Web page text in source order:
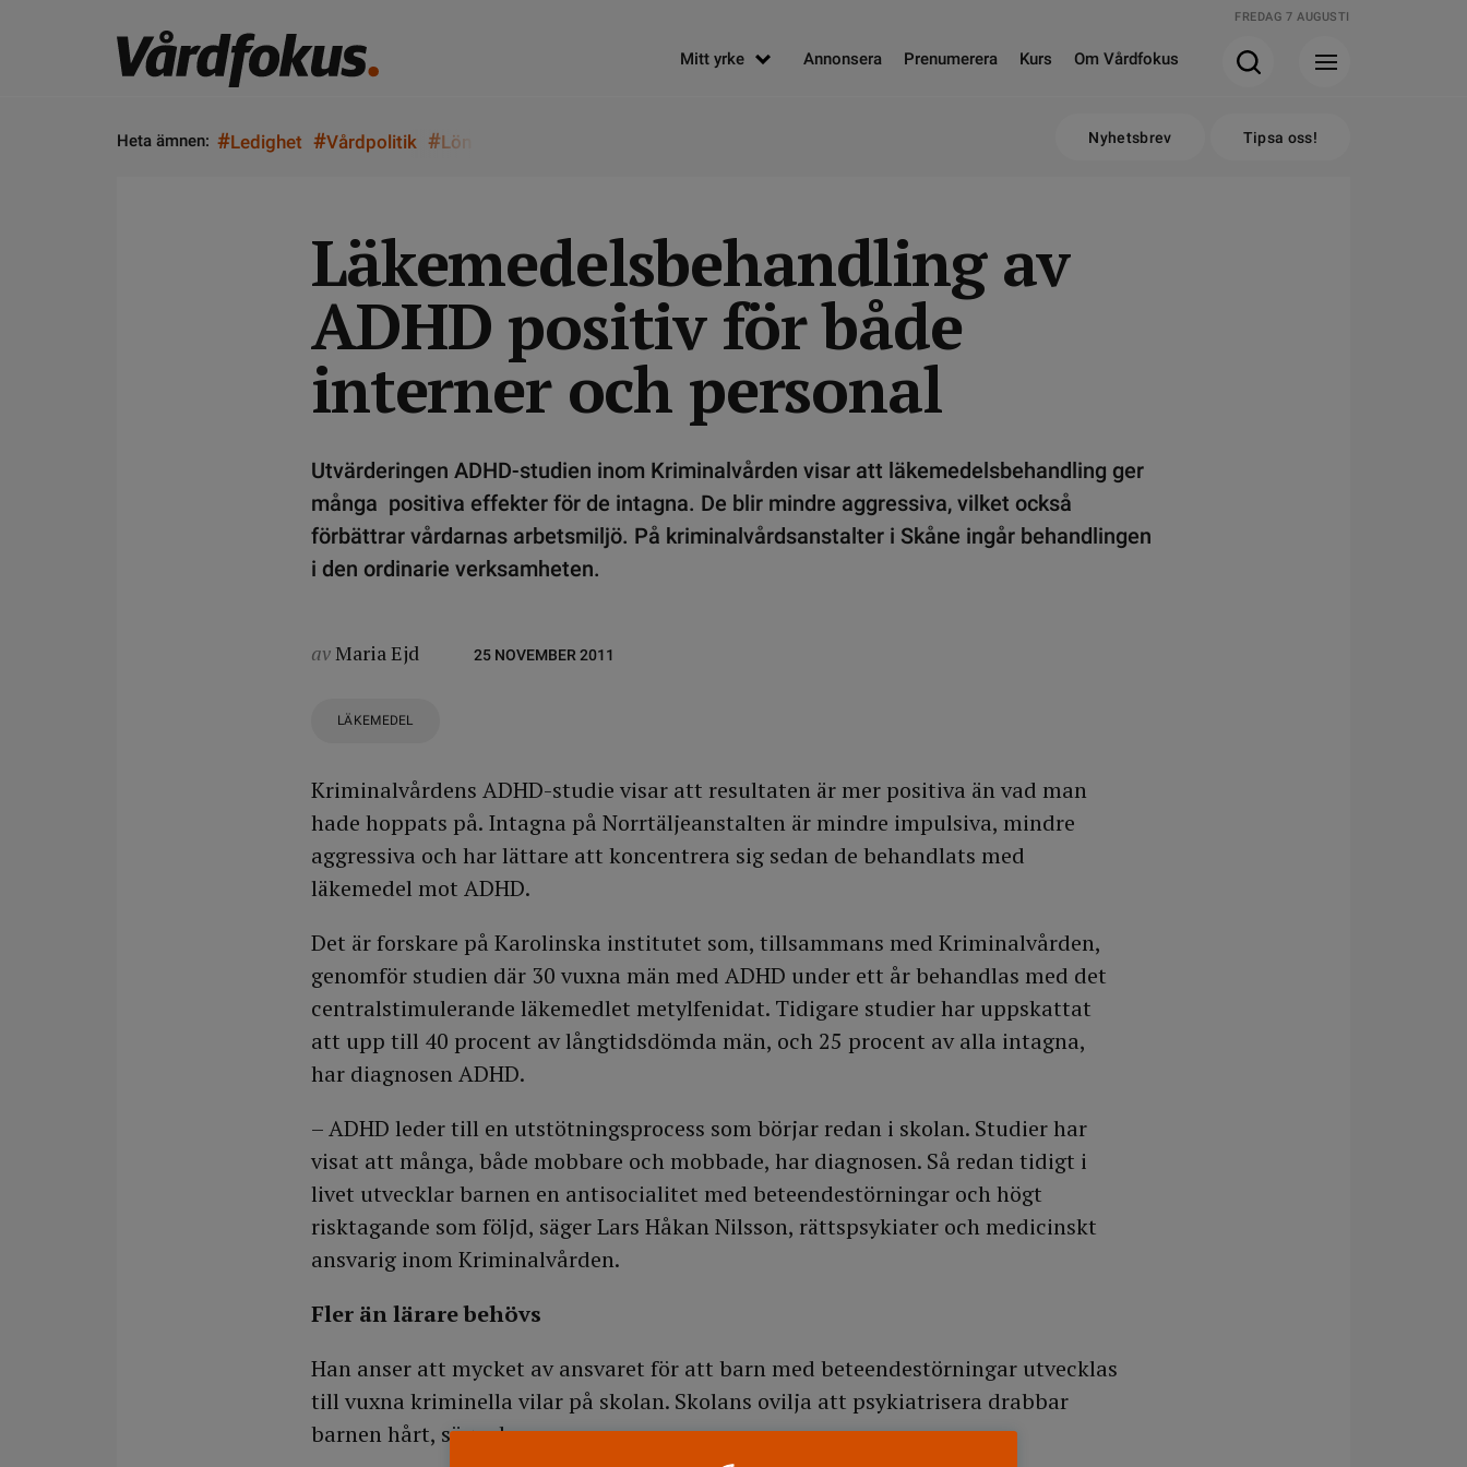
FREDAG 7 AUGUSTI
Mitt yrke Annonsera Prenumerera Kurs Om Vårdfokus
Heta ämnen: #Ledighet #Vårdpolitik #Lön Nyhetsbrev Tipsa oss!
Läkemedelsbehandling av
ADHD positiv för både
interner och personal
Utvärderingen ADHD-studien inom Kriminalvården visar att läkemedelsbehandling ger
många positiva effekter för de intagna. De blir mindre aggressiva, vilket också
förbättrar vårdarnas arbetsmiljö. På kriminalvårdsanstalter i Skåne ingår behandlingen
i den ordinarie verksamheten.
avMaria Ejd 25 NOVEMBER 2011
LÄKEMEDEL
Kriminalvårdens ADHD-studie visar att resultaten är mer positiva än vad man
hade hoppats på. Intagna på Norrtäljeanstalten är mindre impulsiva, mindre
aggressiva och har lättare att koncentrera sig sedan de behandlats med
läkemedel mot ADHD.
Det är forskare på Karolinska institutet som, tillsammans med Kriminalvården,
genomför studien där 30 vuxna män med ADHD under ett år behandlas med det
centralstimulerande läkemedlet metylfenidat. Tidigare studier har uppskattat
att upp till 40 procent av långtidsdömda män, och 25 procent av alla intagna,
har diagnosen ADHD.
– ADHD leder till en utstötningsprocess som börjar redan i skolan. Studier har
visat att många, både mobbare och mobbade, har diagnosen. Så redan tidigt i
livet utvecklar barnen en antisocialitet med beteendestörningar och högt
risktagande som följd, säger Lars Håkan Nilsson, rättspsykiater och medicinskt
ansvarig inom Kriminalvården.
Fler än lärare behövs
Han anser att mycket av ansvaret för att barn med beteendestörningar utvecklas
till vuxna kriminella vilar på skolan. Skolans ovilja att psykiatrisera drabbar
barnen hårt, säger han.